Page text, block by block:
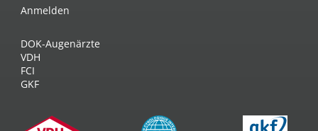
Anmelden
DOK-Augenärzte
VDH
FCI
GKF